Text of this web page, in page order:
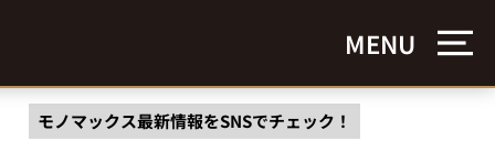
MENU
モノマックス最新情報をSNSでチェック！